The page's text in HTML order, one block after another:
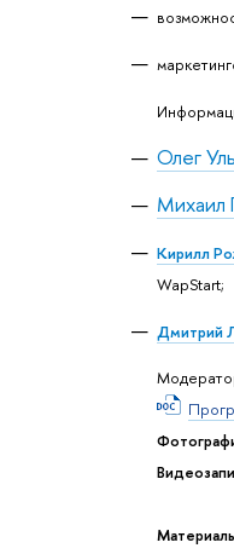
Олег
Михаил
Кирилл
WapStart;
Дмитрий